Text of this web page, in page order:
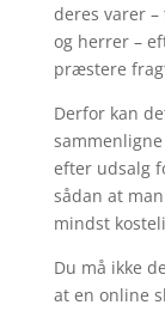
deres varer
og herrer –
præstere
Derfor kan
efter udsalg
sådan at
mindst
Du må ikke
at en online